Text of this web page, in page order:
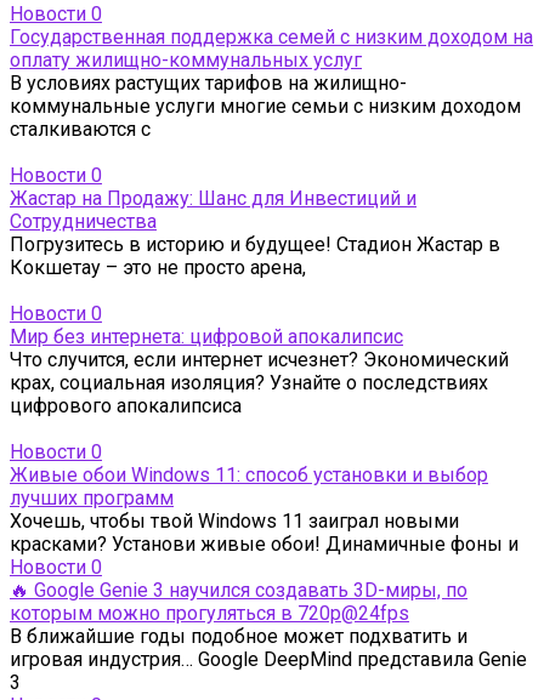
Новости 0
Государственная поддержка семей с низким доходом на
оплату жилищно-коммунальных услуг
В условиях растущих тарифов на жилищно-
коммунальные услуги многие семьи с низким доходом
сталкиваются с
Новости 0
Жастар на Продажу: Шанс для Инвестиций и
Сотрудничества
Погрузитесь в историю и будущее! Стадион Жастар в
Кокшетау – это не просто арена,
Новости 0
Мир без интернета: цифровой апокалипсис
Что случится, если интернет исчезнет? Экономический
крах, социальная изоляция? Узнайте о последствиях
цифрового апокалипсиса
Новости 0
Живые обои Windows 11: способ установки и выбор
лучших программ
Хочешь, чтобы твой Windows 11 заиграл новыми
красками? Установи живые обои! Динамичные фоны и
Новости 0
🔥 Google Genie 3 научился создавать 3D-миры, по
которым можно прогуляться в 720p@24fps
В ближайшие годы подобное может подхватить и
игровая индустрия… Google DeepMind представила Genie
3